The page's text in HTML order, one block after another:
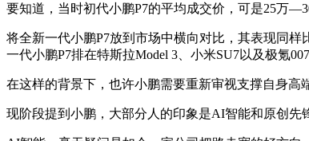
要知道，当时初代小鹏P7的平均成交价，可是25万
将全新一代小鹏P7放到市场中横向对比，其表现同
一代小鹏P7排在特斯拉Model 3、小米SU7以及极氪007
在这样的背景下，也许小鹏需要重新审视支撑自身高
现阶段提到小鹏，大部分人的印象是AI智能和原创先